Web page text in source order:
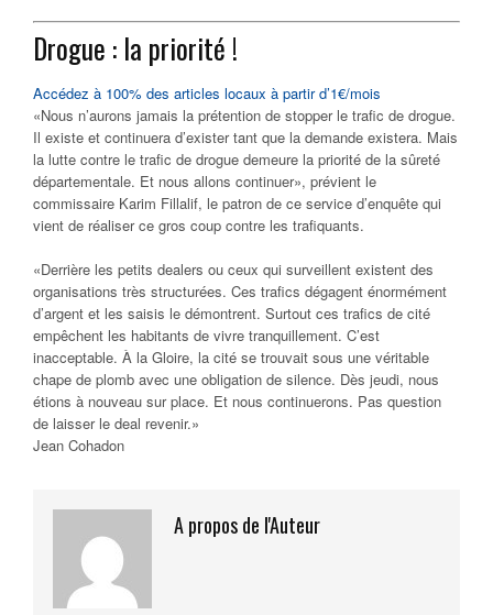
Drogue : la priorité !
Accédez à 100% des articles locaux à partir d’1€/mois
«Nous n’aurons jamais la prétention de stopper le trafic de drogue.
Il existe et continuera d’exister tant que la demande existera. Mais
la lutte contre le trafic de drogue demeure la priorité de la sûreté
départementale. Et nous allons continuer», prévient le
commissaire Karim Fillalif, le patron de ce service d’enquête qui
vient de réaliser ce gros coup contre les trafiquants.
«Derrière les petits dealers ou ceux qui surveillent existent des
organisations très structurées. Ces trafics dégagent énormément
d’argent et les saisis le démontrent. Surtout ces trafics de cité
empêchent les habitants de vivre tranquillement. C’est
inacceptable. À la Gloire, la cité se trouvait sous une véritable
chape de plomb avec une obligation de silence. Dès jeudi, nous
étions à nouveau sur place. Et nous continuerons. Pas question
de laisser le deal revenir.»
Jean Cohadon
A propos de l'Auteur